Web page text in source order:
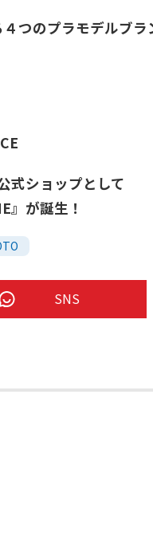
つのプラモデルブラ
式ショップとして
』が誕生！
SNS